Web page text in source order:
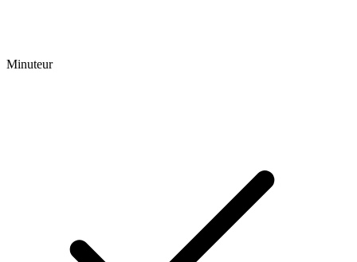
Minuteur